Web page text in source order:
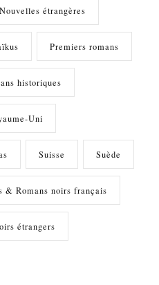
Nouvelles étrangères
Premiers romans
historiques
Uni
Suisse Suède
& Romans noirs français
étrangers